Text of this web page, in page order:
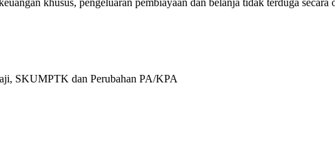
khusus, pengeluaran pembiayaan dan belanja tidak terduga secara
SKUMPTK dan Perubahan PA/KPA